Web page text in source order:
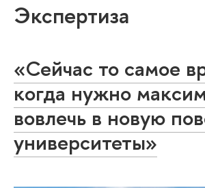
Экспертиза
«Сейчас то самое
когда нужно
вовлечь в новую
университеты»